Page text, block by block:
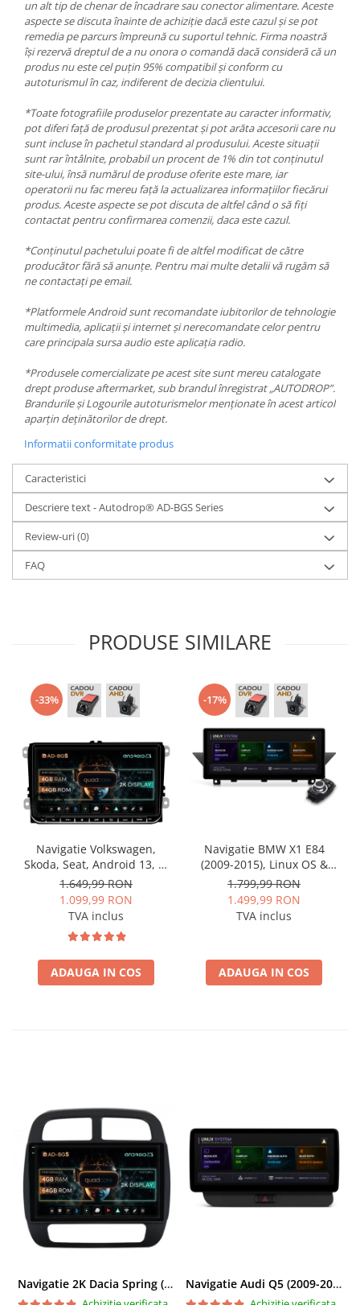
un alt tip de chenar de încadrare sau conector alimentare. Aceste
aspecte se discuta înainte de achiziție dacă este cazul și se pot
remedia pe parcurs împreună cu suportul tehnic. Firma noastră
își rezervă dreptul de a nu onora o comandă dacă consideră că un
produs nu este cel puțin 95% compatibil și conform cu
autoturismul în caz, indiferent de decizia clientului.
*Toate fotografiile produselor prezentate au caracter informativ,
pot diferi față de produsul prezentat și pot arăta accesorii care nu
sunt incluse în pachetul standard al produsului. Aceste situații
sunt rar întâlnite, probabil un procent de 1% din tot conținutul
site-ului, însă numărul de produse oferite este mare, iar
operatorii nu fac mereu față la actualizarea informațiilor fiecărui
produs. Aceste aspecte se pot discuta de altfel când o să fiți
contactat pentru confirmarea comenzii, daca este cazul.
*Conținutul pachetului poate fi de altfel modificat de către
producător fără să anunțe. Pentru mai multe detalii vă rugăm să
ne contactați pe email.
*Platformele Android sunt recomandate iubitorilor de tehnologie
multimedia, aplicații și internet și nerecomandate celor pentru
care principala sursa audio este aplicația radio.
*Produsele comercializate pe acest site sunt mereu catalogate
drept produse aftermarket, sub brandul înregistrat „AUTODROP”.
Brandurile și Logourile autoturismelor menționate în acest articol
aparțin deținătorilor de drept.
Informatii conformitate produs
Caracteristici
Descriere text - Autodrop® AD-BGS Series
Review-uri(0)
FAQ
PRODUSE SIMILARE
-33%
Navigatie Volkswagen,
Skoda, Seat, Android 13, S-
Quadcore / 4GB RAM +
64GB ROM, 9 Inch - AD-
BGSW94L
1.649,99 RON
1.099,99 RON
TVA inclus
ADAUGA IN COS
-17%
Navigatie BMW X1 E84
(2009-2015), Linux OS &
OEM, Varianta iDrive,
CarPlay & Android Auto
Wireless, MirrorLink,
BGRKITBM004
1.799,99 RON
1.499,99 RON
TVA inclus
ADAUGA IN COS
Navigatie 2K Dacia Spring (2021- Prezent), Android, S-Quadcore / 4GB RAM + 64GB ROM, 9.5 Inch - AD-BGS90042K+AD-BGRKIT366V4s Navigatie Audi Q5 (2009-2017), Linux OS & OEM, MMI 3G, CarPlay & Android Auto Wireless, MirrorLink, Camera AHD, 12.3 Inch - AD-BGAALNXH+AD-BGRKITQ5002